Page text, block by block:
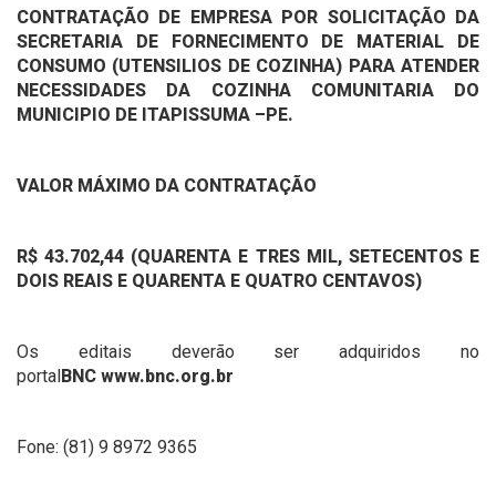
CONTRATAÇÃO DE EMPRESA POR SOLICITAÇÃO DA
SECRETARIA DE FORNECIMENTO DE MATERIAL DE
CONSUMO (UTENSILIOS DE COZINHA) PARA ATENDER
NECESSIDADES DA COZINHA COMUNITARIA DO
MUNICIPIO DE ITAPISSUMA –PE.
VALOR MÁXIMO DA CONTRATAÇÃO
R$ 43.702,44 (QUARENTA E TRES MIL, SETECENTOS E
DOIS REAIS E QUARENTA E QUATRO CENTAVOS)
Os editais deverão ser adquiridos no
portalBNC www.bnc.org.br
Fone: (81) 9 8972 9365